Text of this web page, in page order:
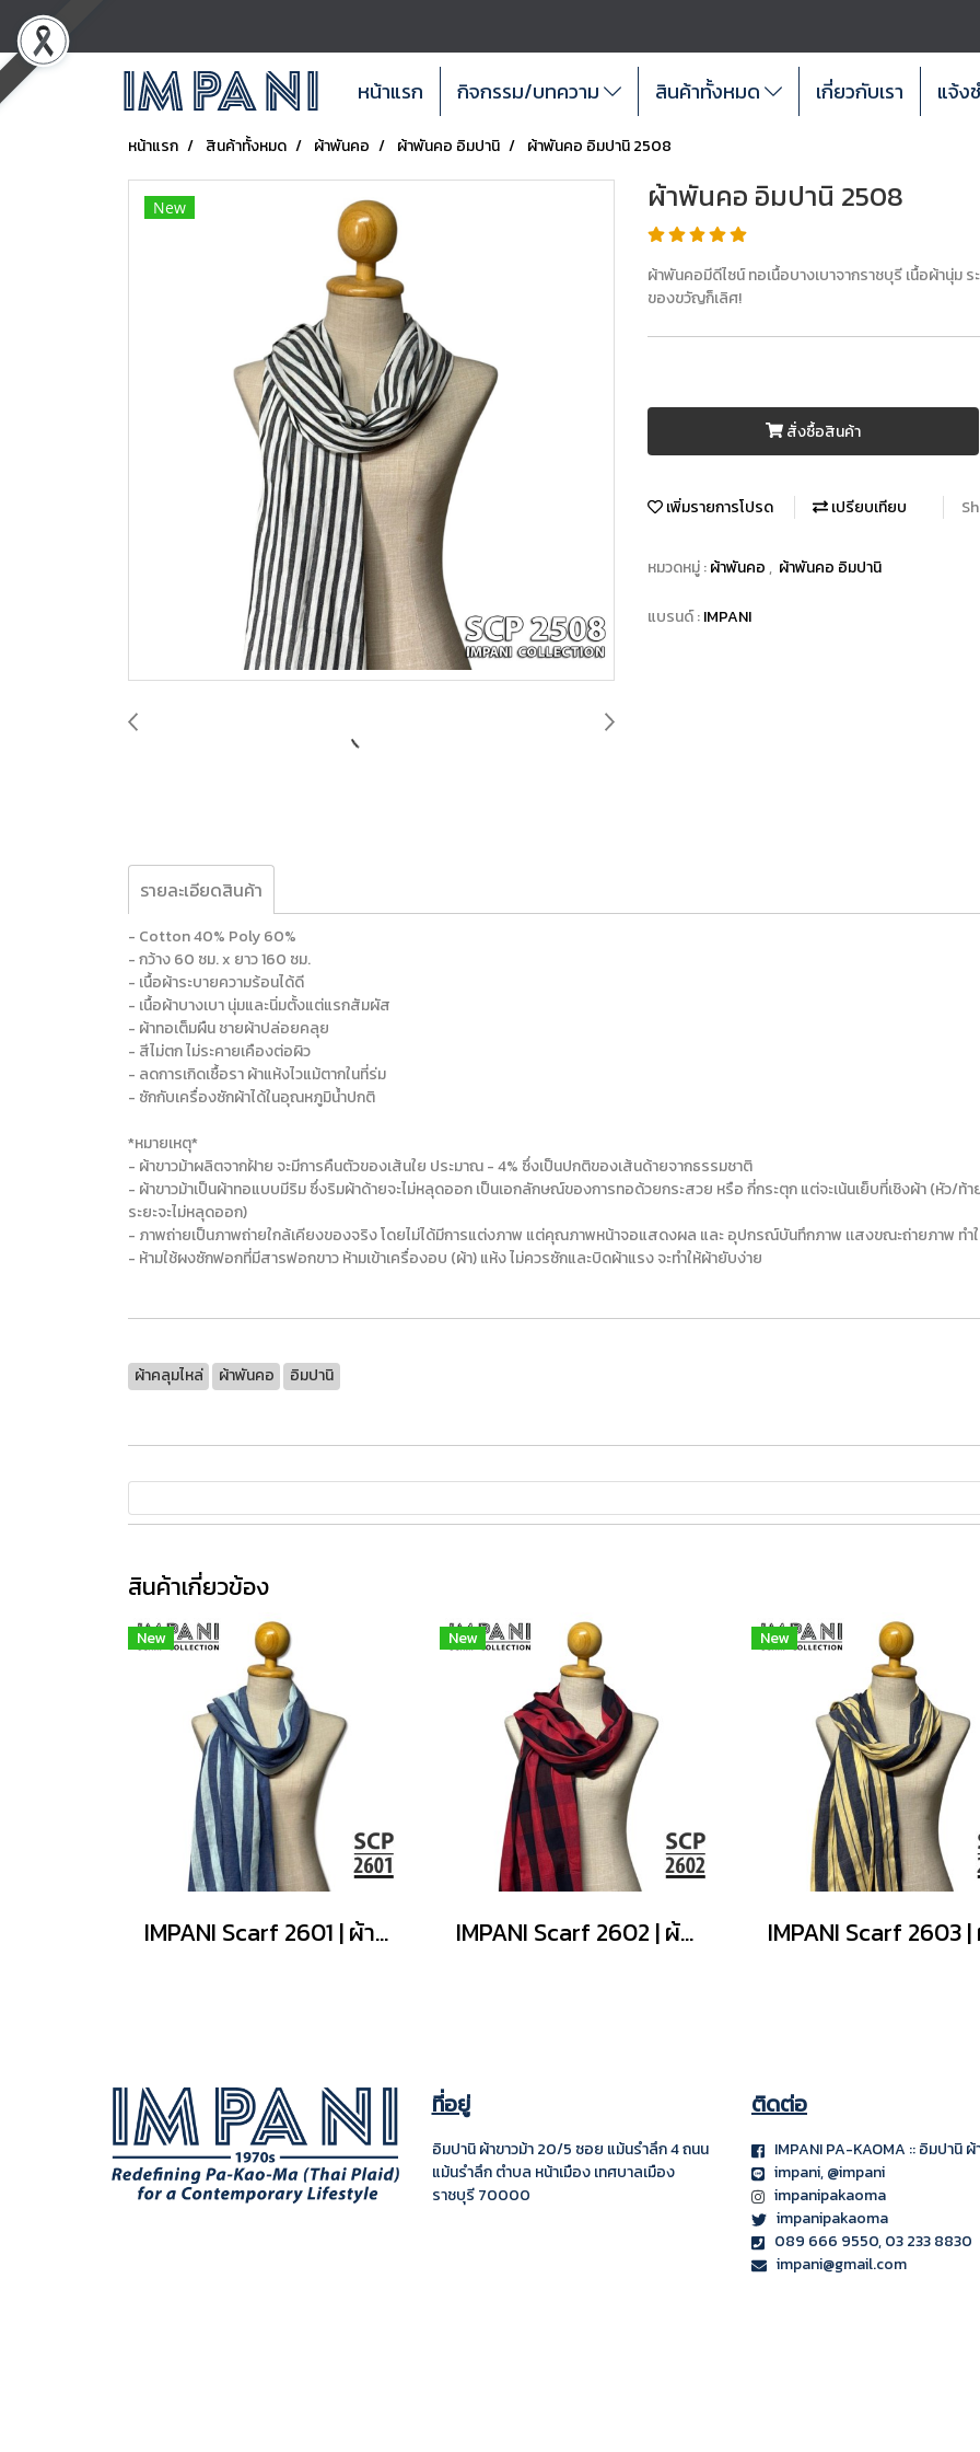
หน้าแรก กิจกรรม/บทความ สินค้าทั้งหมด เกี่ยวกับเรา แจ้ง
หน้าแรก สินค้าทั้งหมด ผ้าพันคอ ผ้าพันคอ อิมปานิ ผ้าพันคอ อิมปานิ 2508
New ผ้าพันคอ อิมปานิ 2508
ผ้าพันคอมีดีไซน์ ทอเนื้อบางเบาจากราชบุรี เนื้อผ้านุ่ม
ของขวัญก็เลิศ!
สั่งซื้อสินค้า
เพิ่มรายการโปรด เปรียบเทียบ
หมวดหมู่ :ผ้าพันคอ , ผ้าพันคอ อิมปานิ
แบรนด์ :IMPANI
รายละเอียดสินค้า
- Cotton 40% Poly 60%
- กว้าง 60 ซม. x ยาว 160 ซม.
- เนื้อผ้าระบายความร้อนได้ดี
- เนื้อผ้าบางเบา นุ่มและนิ่มตั้งแต่แรกสัมผัส
- ผ้าทอเต็มผืน ชายผ้าปล่อยคลุย
- สีไม่ตก ไม่ระคายเคืองต่อผิว
- ลดการเกิดเชื้อรา ผ้าแห้งไวแม้ตากในที่ร่ม
- ซักกับเครื่องซักผ้าได้ในอุณหภูมิน้ำปกติ
*หมายเหตุ*
- ผ้าขาวม้าผลิตจากฝ้าย จะมีการคืนตัวของเส้นใย ประมาณ - 4% ซึ่งเป็นปกติของเส้นด้ายจากธรรมชาติ
- ผ้าขาวม้าเป็นผ้าทอแบบมีริม ซึ่งริมผ้าด้ายจะไม่หลุดออก เป็นเอกลักษณ์ของการทอด้วยกระสวย หรือ กี่กระตุก แต่จะเน้นเย็บที่เชิงผ้า (หัว/ท้
ระยะจะไม่หลุดออก)
- ภาพถ่ายเป็นภาพถ่ายใกล้เคียงของจริง โดยไม่ได้มีการแต่งภาพ แต่คุณภาพหน้าจอแสดงผล และ อุปกรณ์บันทึกภาพ เเสงขณะถ่ายภาพ ทำ
- ห้ามใช้ผงซักฟอกที่มีสารฟอกขาว ห้ามเข้าเครื่องอบ (ผ้า) แห้ง ไม่ควรซักและบิดผ้าแรง จะทำให้ผ้ายับง่าย
ผ้าคลุมไหล่ ผ้าพันคอ อิมปานิ
สินค้าเกี่ยวข้อง
New
IMPANI Scarf 2601 | ผ้าพันคอพรีเมียม นุ่มสบาย ไม่ระคายผิว
New
IMPANI Scarf 2602 | ผ้าพันคอพรีเมียม นุ่มสบาย ไม่ระคายผิว
New
ที่อยู่
อิมปานิ ผ้าขาวม้า 20/5 ซอย แม้นรำลึก 4ถนน
แม้นรำลึก ตำบล หน้าเมือง เทศบาลเมือง
ราชบุรี70000
ติดต่อ
IMPANI PA-KAOMA :: อิมปานิ ผ้
impani, @impani
impanipakaoma
impanipakaoma
089 666 9550, 03 233 8830
impani@gmail.com